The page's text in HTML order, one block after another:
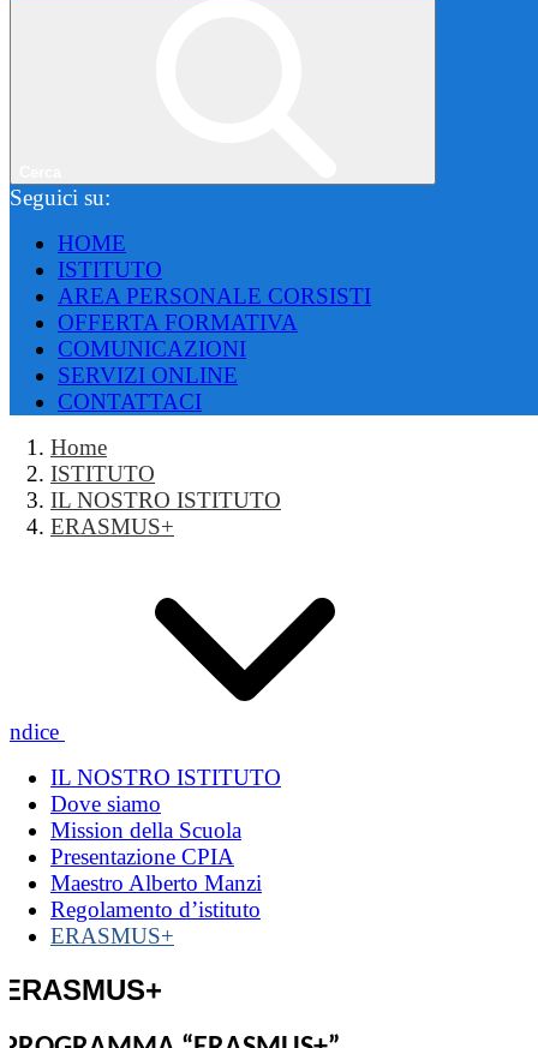
Seguici su:
HOME
ISTITUTO
AREA PERSONALE CORSISTI
OFFERTA FORMATIVA
COMUNICAZIONI
SERVIZI ONLINE
CONTATTACI
Home
ISTITUTO
IL NOSTRO ISTITUTO
ERASMUS+
Indice
IL NOSTRO ISTITUTO
Dove siamo
Mission della Scuola
Presentazione CPIA
Maestro Alberto Manzi
Regolamento d’istituto
ERASMUS+
ERASMUS+